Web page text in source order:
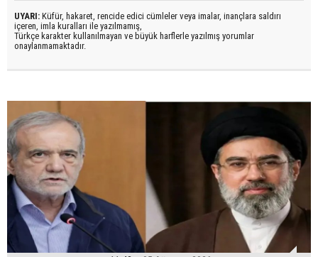
UYARI: Küfür, hakaret, rencide edici cümleler veya imalar, inançlara saldırı
içeren, imla kuralları ile yazılmamış,
Türkçe karakter kullanılmayan ve büyük harflerle yazılmış yorumlar
onaylanmamaktadır.